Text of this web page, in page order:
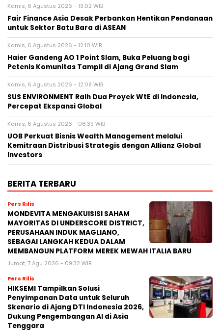
Kamis, 6 Agustus 2026 - 13:02 WIB
Fair Finance Asia Desak Perbankan Hentikan Pendanaan
untuk Sektor Batu Bara di ASEAN
Kamis, 6 Agustus 2026 - 12:10 WIB
Haier Gandeng AO 1 Point Slam, Buka Peluang bagi
Petenis Komunitas Tampil di Ajang Grand Slam
Kamis, 6 Agustus 2026 - 12:08 WIB
SUS ENVIRONMENT Raih Dua Proyek WtE di Indonesia,
Percepat Ekspansi Global
Kamis, 6 Agustus 2026 - 06:39 WIB
UOB Perkuat Bisnis Wealth Management melalui
Kemitraan Distribusi Strategis dengan Allianz Global
Investors
BERITA TERBARU
Pers Rilis
MONDEVITA MENGAKUISISI SAHAM
MAYORITAS DI UNDERSCORE DISTRICT,
PERUSAHAAN INDUK MAGLIANO,
SEBAGAI LANGKAH KEDUA DALAM
MEMBANGUN PLATFORM MEREK MEWAH ITALIA BARU
Jumat, 7 Agu 2026 - 09:32 WIB
Pers Rilis
HIKSEMI Tampilkan Solusi
Penyimpanan Data untuk Seluruh
Skenario di Ajang DTI Indonesia 2026,
Dukung Pengembangan AI di Asia
Tenggara